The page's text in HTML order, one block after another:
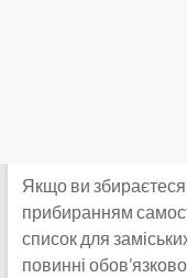
Якщо ви
прибиранням
список для
повинні